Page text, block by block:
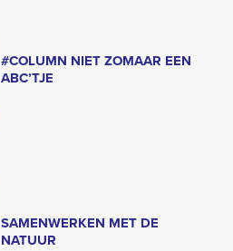
#COLUMN NIET ZOMAAR EEN
ABC’TJE
SAMENWERKEN MET DE
NATUUR